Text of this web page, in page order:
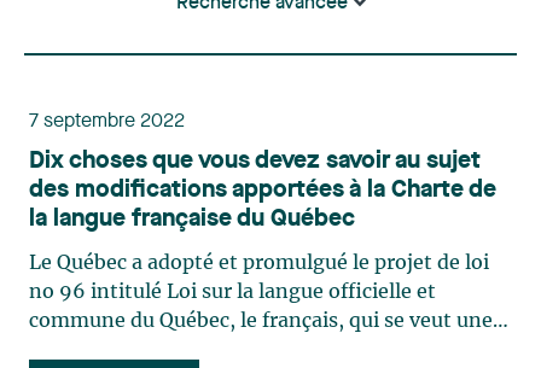
7 septembre 2022
Dix choses que vous devez savoir au sujet
des modifications apportées à la Charte de
la langue française du Québec
Le Québec a adopté et promulgué le projet de loi
no 96 intitulé Loi sur la langue officielle et
commune du Québec, le français, qui se veut une